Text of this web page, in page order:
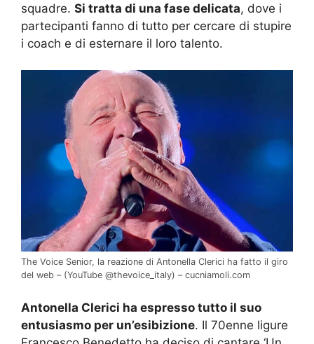
squadre. Si tratta di una fase delicata, dove i
partecipanti fanno di tutto per cercare di stupire
i coach e di esternare il loro talento.
The Voice Senior, la reazione di Antonella Clerici ha fatto il giro
del web – (YouTube @thevoice_italy) – cucniamoli.com
Antonella Clerici ha espresso tutto il suo
entusiasmo per un’esibizione. Il 70enne ligure